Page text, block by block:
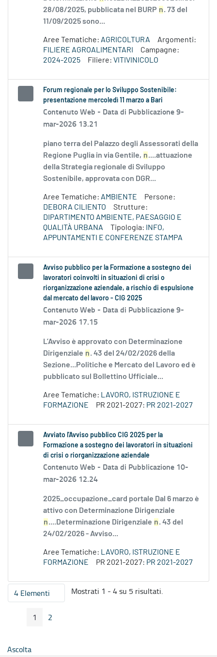
28/08/2025, pubblicata nel BURP n. 73 del
11/09/2025 sono...
Aree Tematiche: AGRICOLTURA
Argomenti:
FILIERE AGROALIMENTARI
Campagne:
2024-2025
Filiere: VITIVINICOLO
Forum regionale per lo Sviluppo Sostenibile:
presentazione mercoledì 11 marzo a Bari
Contenuto Web - Data di Pubblicazione 9-
mar-2026 13.21
piano terra del Palazzo degli Assessorati della
Regione Puglia in via Gentile, n....attuazione
della Strategia regionale di Sviluppo
Sostenibile, approvata con DGR...
Aree Tematiche: AMBIENTE
Persone:
DEBORA CILIENTO
Strutture:
DIPARTIMENTO AMBIENTE, PAESAGGIO E
QUALITÀ URBANA
Tipologia:
INFO,
APPUNTAMENTI E CONFERENZE STAMPA
Avviso pubblico per la Formazione a sostegno dei
lavoratori coinvolti in situazioni di crisi o
riorganizzazione aziendale, a rischio di espulsione
dal mercato del lavoro - CIG 2025
Contenuto Web - Data di Pubblicazione 9-
mar-2026 17.15
L’Avviso è approvato con Determinazione
Dirigenziale n. 43 del 24/02/2026 della
Sezione...Politiche e Mercato del Lavoro ed è
pubblicato sul Bollettino Ufficiale...
Aree Tematiche: LAVORO, ISTRUZIONE E
FORMAZIONE
PR 2021-2027: PR 2021-2027
Avviato l'Avviso pubblico CIG 2025 per la
Formazione a sostegno dei lavoratori in situazioni
di crisi o riorganizzazione aziendale
Contenuto Web - Data di Pubblicazione 10-
mar-2026 12.24
2025_occupazione_card portale Dal 6 marzo è
attivo con Determinazione Dirigenziale
n....Determinazione Dirigenziale n. 43 del
24/02/2026 - Avviso...
Aree Tematiche: LAVORO, ISTRUZIONE E
FORMAZIONE
PR 2021-2027: PR 2021-2027
4 ElementiPer pagina
Mostrati 1 - 4 su 5 risultati.
Pagina Precedente
Pagina
1 Pagina
2
Ascolta